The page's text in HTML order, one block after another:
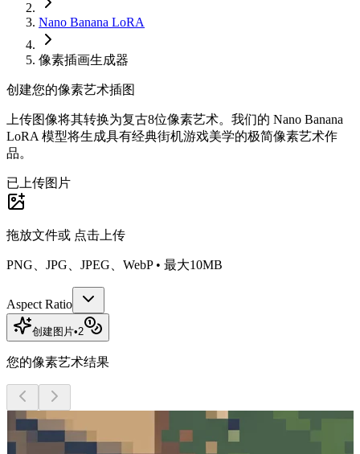
Nano Banana LoRA
像素插画生成器
创建您的像素艺术插图
上传图像将其转换为复古8位像素艺术。我们的 Nano Banana
LoRA 模型将生成具有经典街机游戏美学的极简像素艺术作
品。
已上传图片
拖放文件或 点击上传
PNG、JPG、JPEG、WebP • 最大10MB
Aspect Ratio
创建图片•2
您的像素艺术结果